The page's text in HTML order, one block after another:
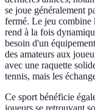
se joue généralement
fermé. Le jeu combine
rend à la fois
besoin d'un
des amateurs aux
avec une raquette
tennis, mais les
Ce sport bénéficie